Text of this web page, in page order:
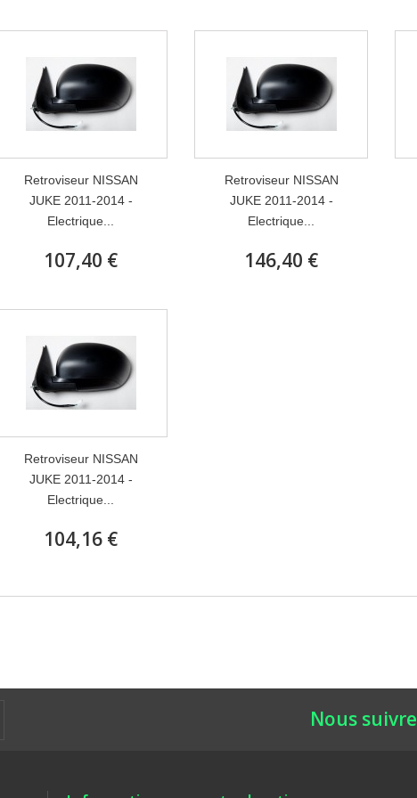
Retroviseur NISSAN
JUKE 2011-2014 -
Electrique...
107,40 €
Retroviseur NISSAN
JUKE 2011-2014 -
Electrique...
146,40 €
Retroviseur NISSAN
JUKE 2011-2014 -
Electrique...
104,16 €
Nous suivre